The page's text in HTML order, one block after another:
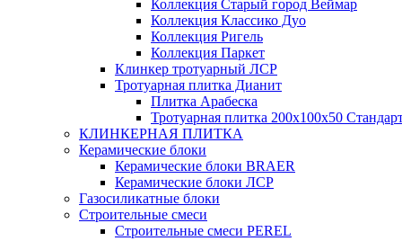
Коллекция Старый город Веймар
Коллекция Классико Дуо
Коллекция Ригель
Коллекция Паркет
Клинкер тротуарный ЛСР
Тротуарная плитка Дианит
Плитка Арабеска
Тротуарная плитка 200х100х50
КЛИНКЕРНАЯ ПЛИТКА
Керамические блоки
Керамические блоки BRAER
Керамические блоки ЛСР
Газосиликатные блоки
Строительные смеси
Строительные смеси PEREL